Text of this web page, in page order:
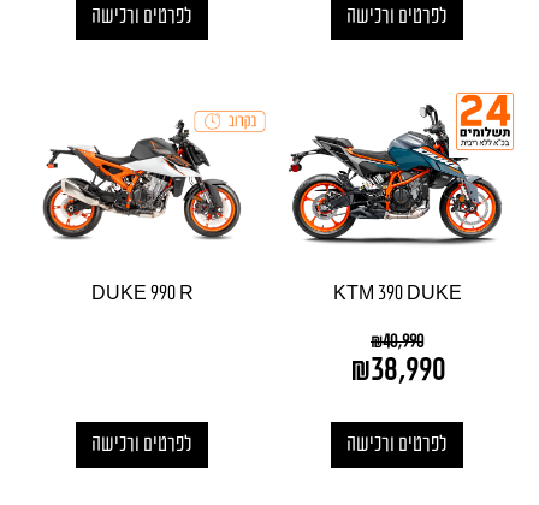
לפרטים ורכישה לפרטים ורכישה
KTM 390 DUKE
₪40,990
₪38,990
לפרטים ורכישה
DUKE 990 R
לפרטים ורכישה